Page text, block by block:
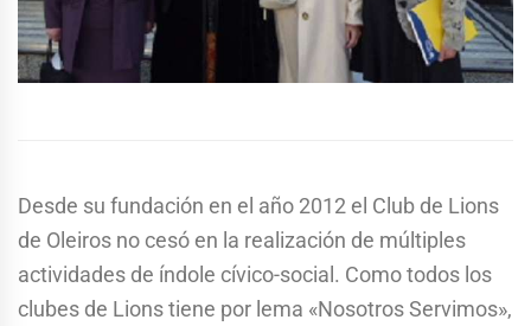
Desde su fundación en el año 2012 el Club de Lions
de Oleiros no cesó en la realización de múltiples
actividades de índole cívico-social. Como todos los
clubes de Lions tiene por lema «Nosotros Servimos»,